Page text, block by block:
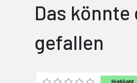
Das könnte
gefallen
Highlight